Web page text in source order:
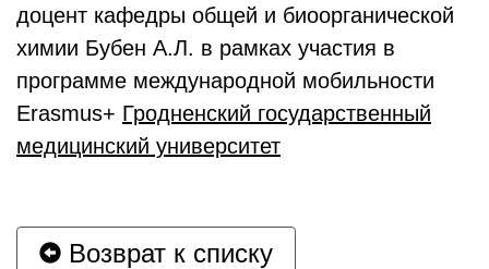
доцент кафедры общей и биоорганической
химии Бубен А.Л. в рамках участия в
программе международной мобильности
Erasmus+ Гродненский государственный
медицинский университет
Возврат к списку